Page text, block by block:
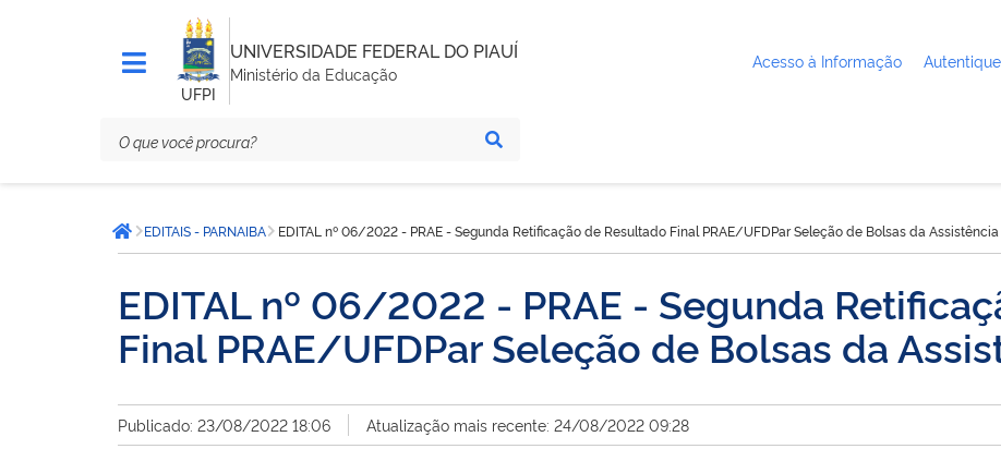
UFPI
UNIVERSIDADE FEDERAL DO PIAUÍ
Ministério da Educação
Acesso à Informação
está
aqui:Página inicial
EDITAIS - PARNAIBA EDITAL nº 06/2022 - PRAE - Segunda Retificação de Resultado Final PRAE/UFDPar Seleção de Bolsas da
EDITAL nº 06/2022 - PRAE - Segunda
Final PRAE/UFDPar Seleção de Bolsas da
Publicado: 23/08/2022 18:06 Atualização mais recente: 24/08/2022 09:28